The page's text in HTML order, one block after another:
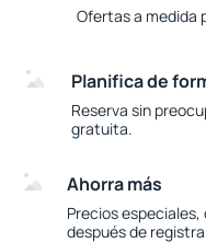
Ofertas a medida
Planifica de
Reserva sin
gratuita.
Ahorra más
Precios
después de